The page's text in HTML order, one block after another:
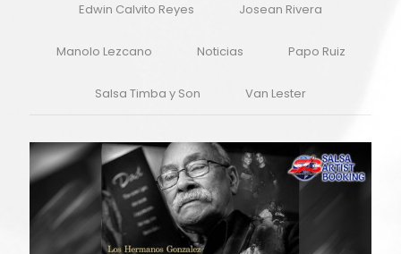
Edwin Calvito Reyes Josean Rivera
Manolo Lezcano Noticias Papo Ruiz
Salsa Timba y Son Van Lester